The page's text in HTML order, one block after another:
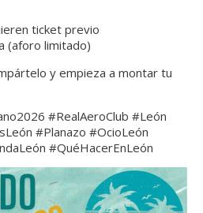
ticket previo
(aforo limitado)
y empieza a montar tu
#RealAeroClub #León
#Planazo #OcioLeón
#QuéHacerEnLeón